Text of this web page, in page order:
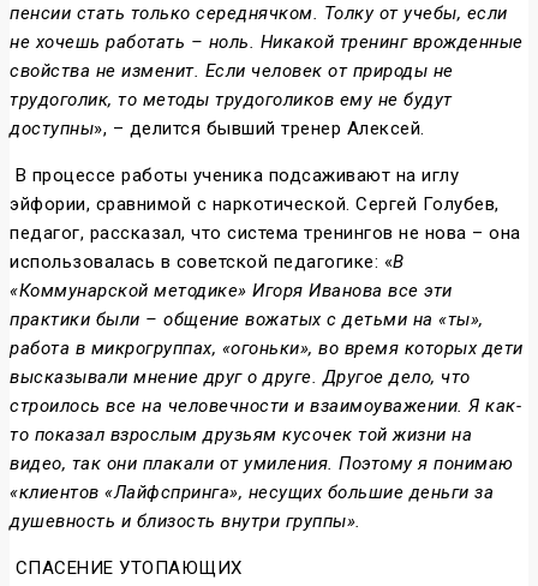
пенсии стать только середнячком. Толку от учебы, если
не хочешь работать – ноль. Никакой тренинг врожденные
свойства не изменит. Если человек от природы не
трудоголик, то методы трудоголиков ему не будут
доступны», – делится бывший тренер Алексей.
В процессе работы ученика подсаживают на иглу
эйфории, сравнимой с наркотической. Сергей Голубев,
педагог, рассказал, что система тренингов не нова – она
использовалась в советской педагогике: «В
«Коммунарской методике» Игоря Иванова все эти
практики были – общение вожатых с детьми на «ты»,
работа в микрогруппах, «огоньки», во время которых дети
высказывали мнение друг о друге. Другое дело, что
строилось все на человечности и взаимоуважении. Я как-
то показал взрослым друзьям кусочек той жизни на
видео, так они плакали от умиления. Поэтому я понимаю
«клиентов «Лайфспринга», несущих большие деньги за
душевность и близость внутри группы».
СПАСЕНИЕ УТОПАЮЩИХ